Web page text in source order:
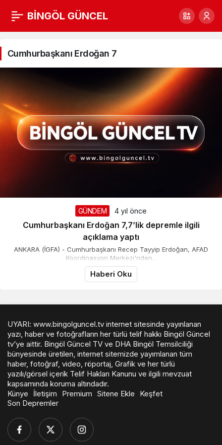
BİNGÖL GÜNCEL
Cumhurbaşkanı
Erdoğan
7
Haberleri
Cumhurbaşkanı Erdoğan 7
GÜNDEM 4 yıl önce
Cumhurbaşkanı Erdoğan 7,7’lik depremle ilgili
açıklama yaptı
ANKARA (İGFA) - Cumhurbaşkanı Recep Tayyip Erdoğan, AFAD
Koordinasyon Merkezi'nden...
Haberi Oku
UYARI: www.bingolguncel.tv internet sitesinde yayınlanan
yazı, haber ve fotoğrafların her türlü telif hakkı Bingöl Güncel
tv’ye aittir. Bingöl Güncel TV ve DHA Bingöl Temsilciliği
bünyesinde üretilen, internet sitemizde yayımlanan tüm
haber, fotoğraf, video, röportaj, Grafik ve her türlü
yazılı/görsel içerik Telif Hakları Kanunu ve ilgili mevzuat
kapsamında koruma altındadır.
Künye
İletişim Premium Sitene Ekle
Keşfet
Son Depremler